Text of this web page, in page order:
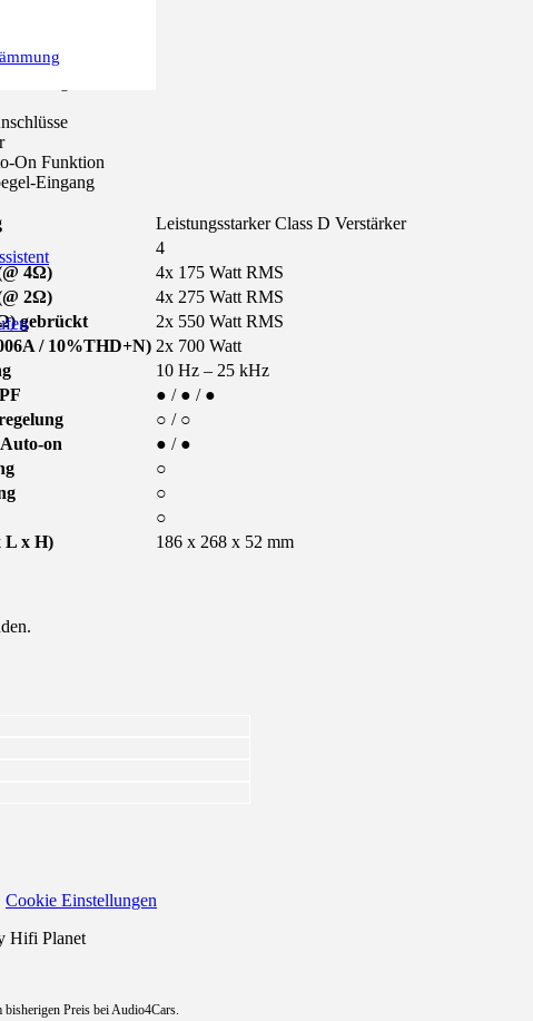
Regelbereich
On Funktion
Eingang
Leistungsstarker Class D Verstärker
4
4Ω)
4x 175 Watt RMS
2Ω)
4x 275 Watt RMS
gebrückt
2x 550 Watt RMS
/ 10%THD+N) 2x 700 Watt
10 Hz – 25 kHz
● / ● / ●
○ / ○
on
● / ●
○
○
○
L x H)
186 x 268 x 52 mm
Cookie Einstellungen
Hifi Planet
bisherigen Preis bei Audio4Cars.